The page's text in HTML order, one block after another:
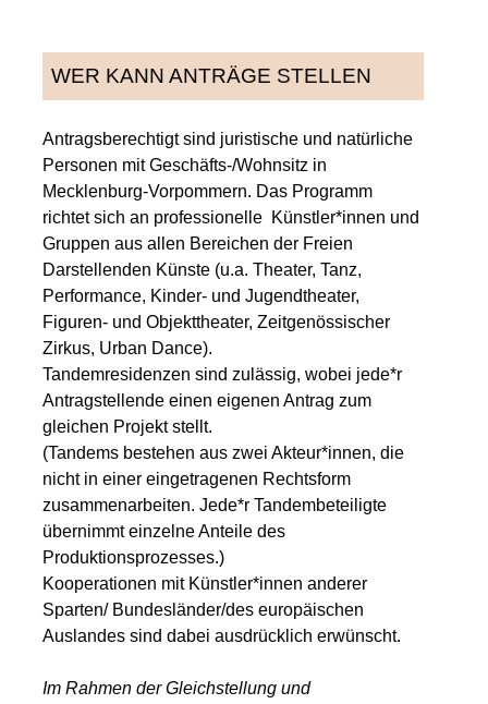
WER KANN ANTRÄGE STELLEN
Antragsberechtigt sind juristische und natürliche
Personen mit Geschäfts-/Wohnsitz in
Mecklenburg-Vorpommern. Das Programm
richtet sich an professionelle Künstler*innen und
Gruppen aus allen Bereichen der Freien
Darstellenden Künste (u.a. Theater, Tanz,
Performance, Kinder- und Jugendtheater,
Figuren- und Objekttheater, Zeitgenössischer
Zirkus, Urban Dance).
Tandemresidenzen sind zulässig, wobei jede*r
Antragstellende einen eigenen Antrag zum
gleichen Projekt stellt.
(Tandems bestehen aus zwei Akteur*innen, die
nicht in einer eingetragenen Rechtsform
zusammenarbeiten. Jede*r Tandembeteiligte
übernimmt einzelne Anteile des
Produktionsprozesses.)
Kooperationen mit Künstler*innen anderer
Sparten/ Bundesländer/des europäischen
Auslandes sind dabei ausdrücklich erwünscht.
Im Rahmen der Gleichstellung und